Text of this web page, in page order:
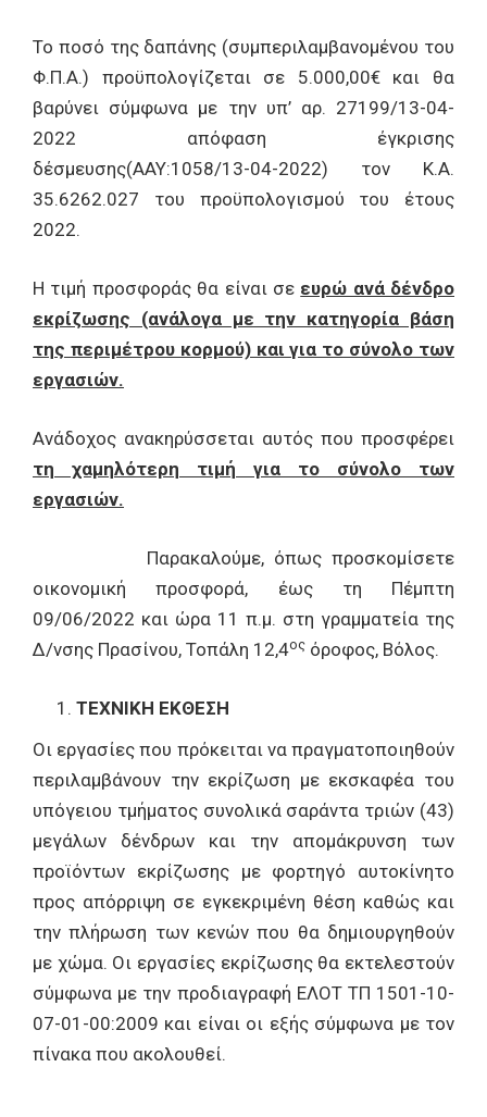
Το ποσό της δαπάνης (συμπεριλαμβανομένου του
Φ.Π.Α.) προϋπολογίζεται σε 5.000,00€ και θα
βαρύνει σύμφωνα με την υπ’ αρ. 27199/13-04-
2022 απόφαση έγκρισης
δέσμευσης(ΑΑΥ:1058/13-04-2022) τον Κ.Α.
35.6262.027 του προϋπολογισμού του έτους
2022.
Η τιμή προσφοράς θα είναι σε ευρώ ανά δένδρο
εκρίζωσης (ανάλογα με την κατηγορία βάση
της περιμέτρου κορμού) και για το σύνολο των
εργασιών.
Ανάδοχος ανακηρύσσεται αυτός που προσφέρει
τη χαμηλότερη τιμή για το σύνολο των
εργασιών.
Παρακαλούμε, όπως προσκομίσετε
οικονομική προσφορά, έως τη Πέμπτη
09/06/2022 και ώρα 11 π.μ. στη γραμματεία της
Δ/νσης Πρασίνου, Τοπάλη 12,4ος όροφος, Βόλος.
ΤΕΧΝΙΚΗ ΕΚΘΕΣΗ
Οι εργασίες που πρόκειται να πραγματοποιηθούν
περιλαμβάνουν την εκρίζωση με εκσκαφέα του
υπόγειου τμήματος συνολικά σαράντα τριών (43)
μεγάλων δένδρων και την απομάκρυνση των
προϊόντων εκρίζωσης με φορτηγό αυτοκίνητο
προς απόρριψη σε εγκεκριμένη θέση καθώς και
την πλήρωση των κενών που θα δημιουργηθούν
με χώμα. Οι εργασίες εκρίζωσης θα εκτελεστούν
σύμφωνα με την προδιαγραφή ΕΛΟΤ ΤΠ 1501-10-
07-01-00:2009 και είναι οι εξής σύμφωνα με τον
πίνακα που ακολουθεί.